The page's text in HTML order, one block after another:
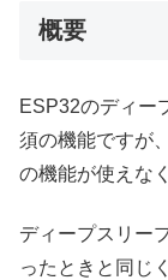
概要
ESP32のディー
須の機能ですが
の機能が使えな
ディープスリー
ったときと同じ